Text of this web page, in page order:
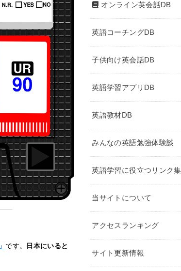
です。 日本にいると
オンライン英会話DB
英語コーチングDB
子供向け英会話DB
英語学習アプリDB
英語教材DB
みんなの英語勉強体験談
英語学習に役立つリンク集
当サイトについて
アクセスランキング
サイト更新情報